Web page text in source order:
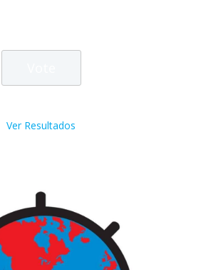
Ver Resultados